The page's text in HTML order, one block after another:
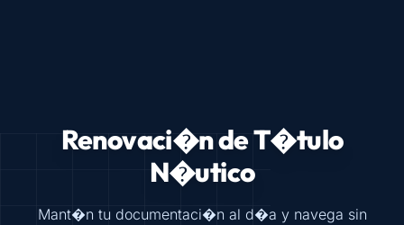
Renovaci�n de T�tulo
N�utico
Mant�n tu documentaci�n al d�a y navega sin